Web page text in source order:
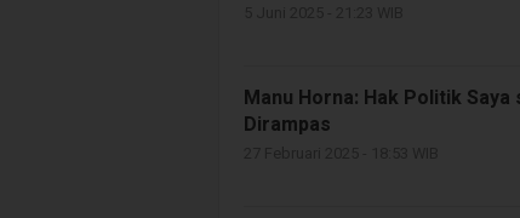
Manu Horna: Hak Politik
Dirampas